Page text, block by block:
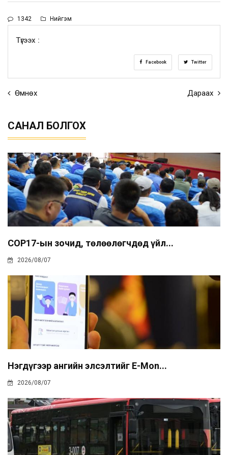
1342 Нийгэм
Түгээх :
Facebook Twitter
Өмнөх Дараах
САНАЛ БОЛГОХ
COP17-ын зочид, төлөөлөгчдөд үйл...
2026/08/07
Нэгдүгээр ангийн элсэлтийг E-Mon...
2026/08/07